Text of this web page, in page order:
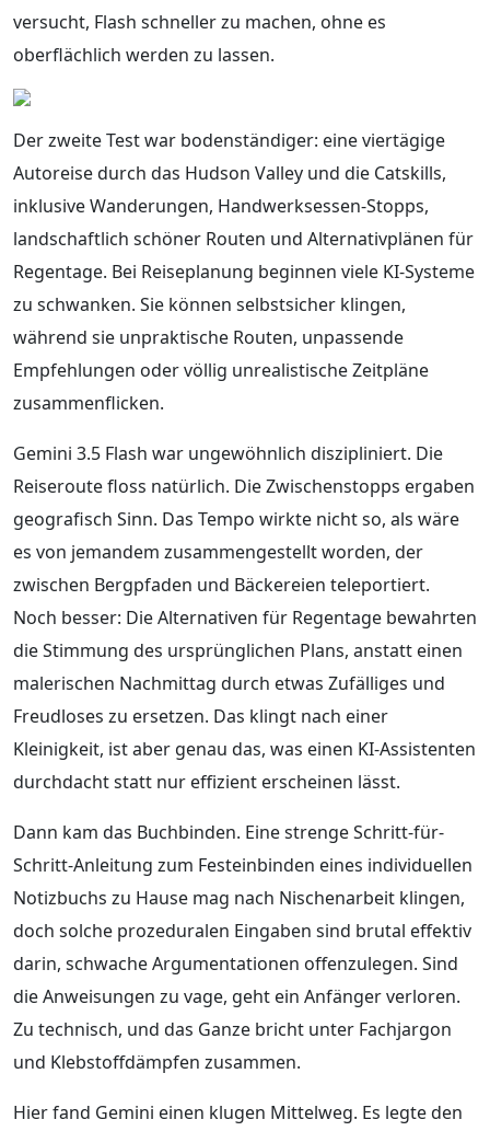
versucht, Flash schneller zu machen, ohne es
oberflächlich werden zu lassen.
Der zweite Test war bodenständiger: eine viertägige
Autoreise durch das Hudson Valley und die Catskills,
inklusive Wanderungen, Handwerksessen-Stopps,
landschaftlich schöner Routen und Alternativplänen für
Regentage. Bei Reiseplanung beginnen viele KI-Systeme
zu schwanken. Sie können selbstsicher klingen,
während sie unpraktische Routen, unpassende
Empfehlungen oder völlig unrealistische Zeitpläne
zusammenflicken.
Gemini 3.5 Flash war ungewöhnlich diszipliniert. Die
Reiseroute floss natürlich. Die Zwischenstopps ergaben
geografisch Sinn. Das Tempo wirkte nicht so, als wäre
es von jemandem zusammengestellt worden, der
zwischen Bergpfaden und Bäckereien teleportiert.
Noch besser: Die Alternativen für Regentage bewahrten
die Stimmung des ursprünglichen Plans, anstatt einen
malerischen Nachmittag durch etwas Zufälliges und
Freudloses zu ersetzen. Das klingt nach einer
Kleinigkeit, ist aber genau das, was einen KI-Assistenten
durchdacht statt nur effizient erscheinen lässt.
Dann kam das Buchbinden. Eine strenge Schritt-für-
Schritt-Anleitung zum Festeinbinden eines individuellen
Notizbuchs zu Hause mag nach Nischenarbeit klingen,
doch solche prozeduralen Eingaben sind brutal effektiv
darin, schwache Argumentationen offenzulegen. Sind
die Anweisungen zu vage, geht ein Anfänger verloren.
Zu technisch, und das Ganze bricht unter Fachjargon
und Klebstoffdämpfen zusammen.
Hier fand Gemini einen klugen Mittelweg. Es legte den